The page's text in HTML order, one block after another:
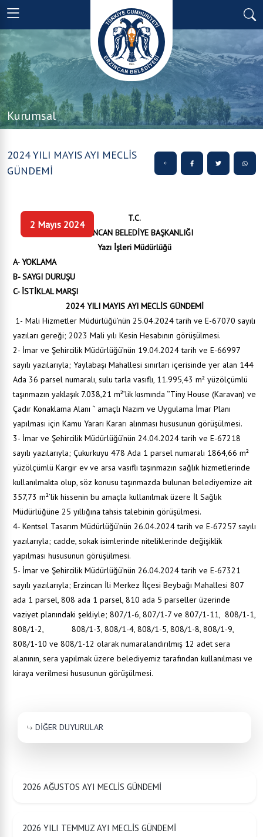
Kurumsal
2024 YILI MAYIS AYI MECLİS
GÜNDEMİ
2 Mayıs 2024
T.C.
ERZİNCAN BELEDİYE BAŞKANLIĞI
Yazı İşleri Müdürlüğü
A- YOKLAMA
B- SAYGI DURUŞU
C- İSTİKLAL MARŞI
2024 YILI MAYIS AYI MECLİS GÜNDEMİ
1- Mali Hizmetler Müdürlüğü’nün 25.04.2024 tarih ve E-67070 sayılı
yazıları gereği; 2023 Mali yılı Kesin Hesabının görüşülmesi.
2- İmar ve Şehircilik Müdürlüğü’nün 19.04.2024 tarih ve E-66997
sayılı yazılarıyla; Yaylabaşı Mahallesi sınırları içerisinde yer alan 144
Ada 36 parsel numaralı, sulu tarla vasıflı, 11.995,43 m² yüzölçümlü
taşınmazın yaklaşık 7.038,21 m²’lik kısmında ‘’Tiny House (Karavan) ve
Çadır Konaklama Alanı ‘’ amaçlı Nazım ve Uygulama İmar Planı
yapılması için Kamu Yararı Kararı alınması hususunun görüşülmesi.
3- İmar ve Şehircilik Müdürlüğü’nün 24.04.2024 tarih ve E-67218
sayılı yazılarıyla; Çukurkuyu 478 Ada 1 parsel numaralı 1864,66 m²
yüzölçümlü Kargir ev ve arsa vasıflı taşınmazın sağlık hizmetlerinde
kullanılmakta olup, söz konusu taşınmazda bulunan belediyemize ait
357,73 m²’lik hissenin bu amaçla kullanılmak üzere İl Sağlık
Müdürlüğüne 25 yıllığına tahsis talebinin görüşülmesi.
4- Kentsel Tasarım Müdürlüğü’nün 26.04.2024 tarih ve E-67257 sayılı
yazılarıyla; cadde, sokak isimlerinde niteliklerinde değişiklik
yapılması hususunun görüşülmesi.
5- İmar ve Şehircilik Müdürlüğü’nün 26.04.2024 tarih ve E-67321
sayılı yazılarıyla; Erzincan İli Merkez İlçesi Beybağı Mahallesi 807
ada 1 parsel, 808 ada 1 parsel, 810 ada 5 parseller üzerinde
vaziyet planındaki şekliyle; 807/1-6, 807/1-7 ve 807/1-11, 808/1-1,
808/1-2, 808/1-3, 808/1-4, 808/1-5, 808/1-8, 808/1-9,
808/1-10 ve 808/1-12 olarak numaralandırılmış 12 adet sera
alanının, sera yapılmak üzere belediyemiz tarafından kullanılması ve
kiraya verilmesi hususunun görüşülmesi.
DİĞER DUYURULAR
2026 AĞUSTOS AYI MECLİS GÜNDEMİ
2026 YILI TEMMUZ AYI MECLİS GÜNDEMİ